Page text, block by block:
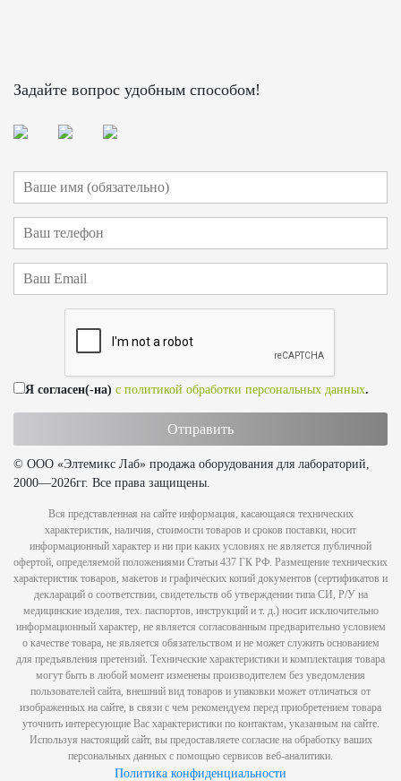
Задайте вопрос удобным способом!
Я согласен(-на) с политикой обработки персональных данных.
© ООО «Элтемикс Лаб» продажа оборудования для лабораторий,
2000—2026гг. Все права защищены.
Вся представленная на сайте информация, касающаяся технических
характеристик, наличия, стоимости товаров и сроков поставки, носит
информационный характер и ни при каких условиях не является публичной
офертой, определяемой положениями Статьи 437 ГК РФ. Размещение технических
характеристик товаров, макетов и графических копий документов (сертификатов и
деклараций о соответствии, свидетельств об утверждении типа СИ, Р/У на
медицинские изделия, тех. паспортов, инструкций и т. д.) носит исключительно
информационный характер, не является согласованным предварительно условием
о качестве товара, не является обязательством и не может служить основанием
для предъявления претензий. Технические характеристики и комплектация товара
могут быть в любой момент изменены производителем без уведомления
пользователей сайта, внешний вид товаров и упаковки может отличаться от
изображенных на сайте, в связи с чем рекомендуем перед приобретением товара
уточнить интересующие Вас характеристики по контактам, указанным на сайте.
Используя настоящий сайт, вы предоставляете согласие на обработку ваших
персональных данных с помощью сервисов веб-аналитики.
Политика конфиденциальности